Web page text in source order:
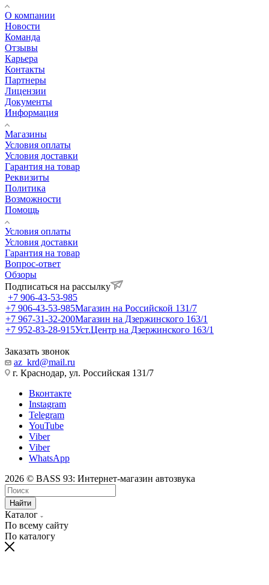
О компании
Новости
Команда
Отзывы
Карьера
Контакты
Партнеры
Лицензии
Документы
Информация
Магазины
Условия оплаты
Условия доставки
Гарантия на товар
Реквизиты
Политика
Возможности
Помощь
Условия оплаты
Условия доставки
Гарантия на товар
Вопрос-ответ
Обзоры
Подписаться на рассылку
+7 906-43-53-985
+7 906-43-53-985Магазин на Российской 131/7
+7 967-31-32-200Магазин на Дзержинского 163/1
+7 952-83-28-915Уст.Центр на Дзержинского 163/1
Заказать звонок
az_krd@mail.ru
г. Краснодар, ул. Российская 131/7
Вконтакте
Instagram
Telegram
YouTube
Viber
Viber
WhatsApp
2026 © BASS 93: Интернет-магазин автозвука
Найти
Каталог
По всему сайту
По каталогу